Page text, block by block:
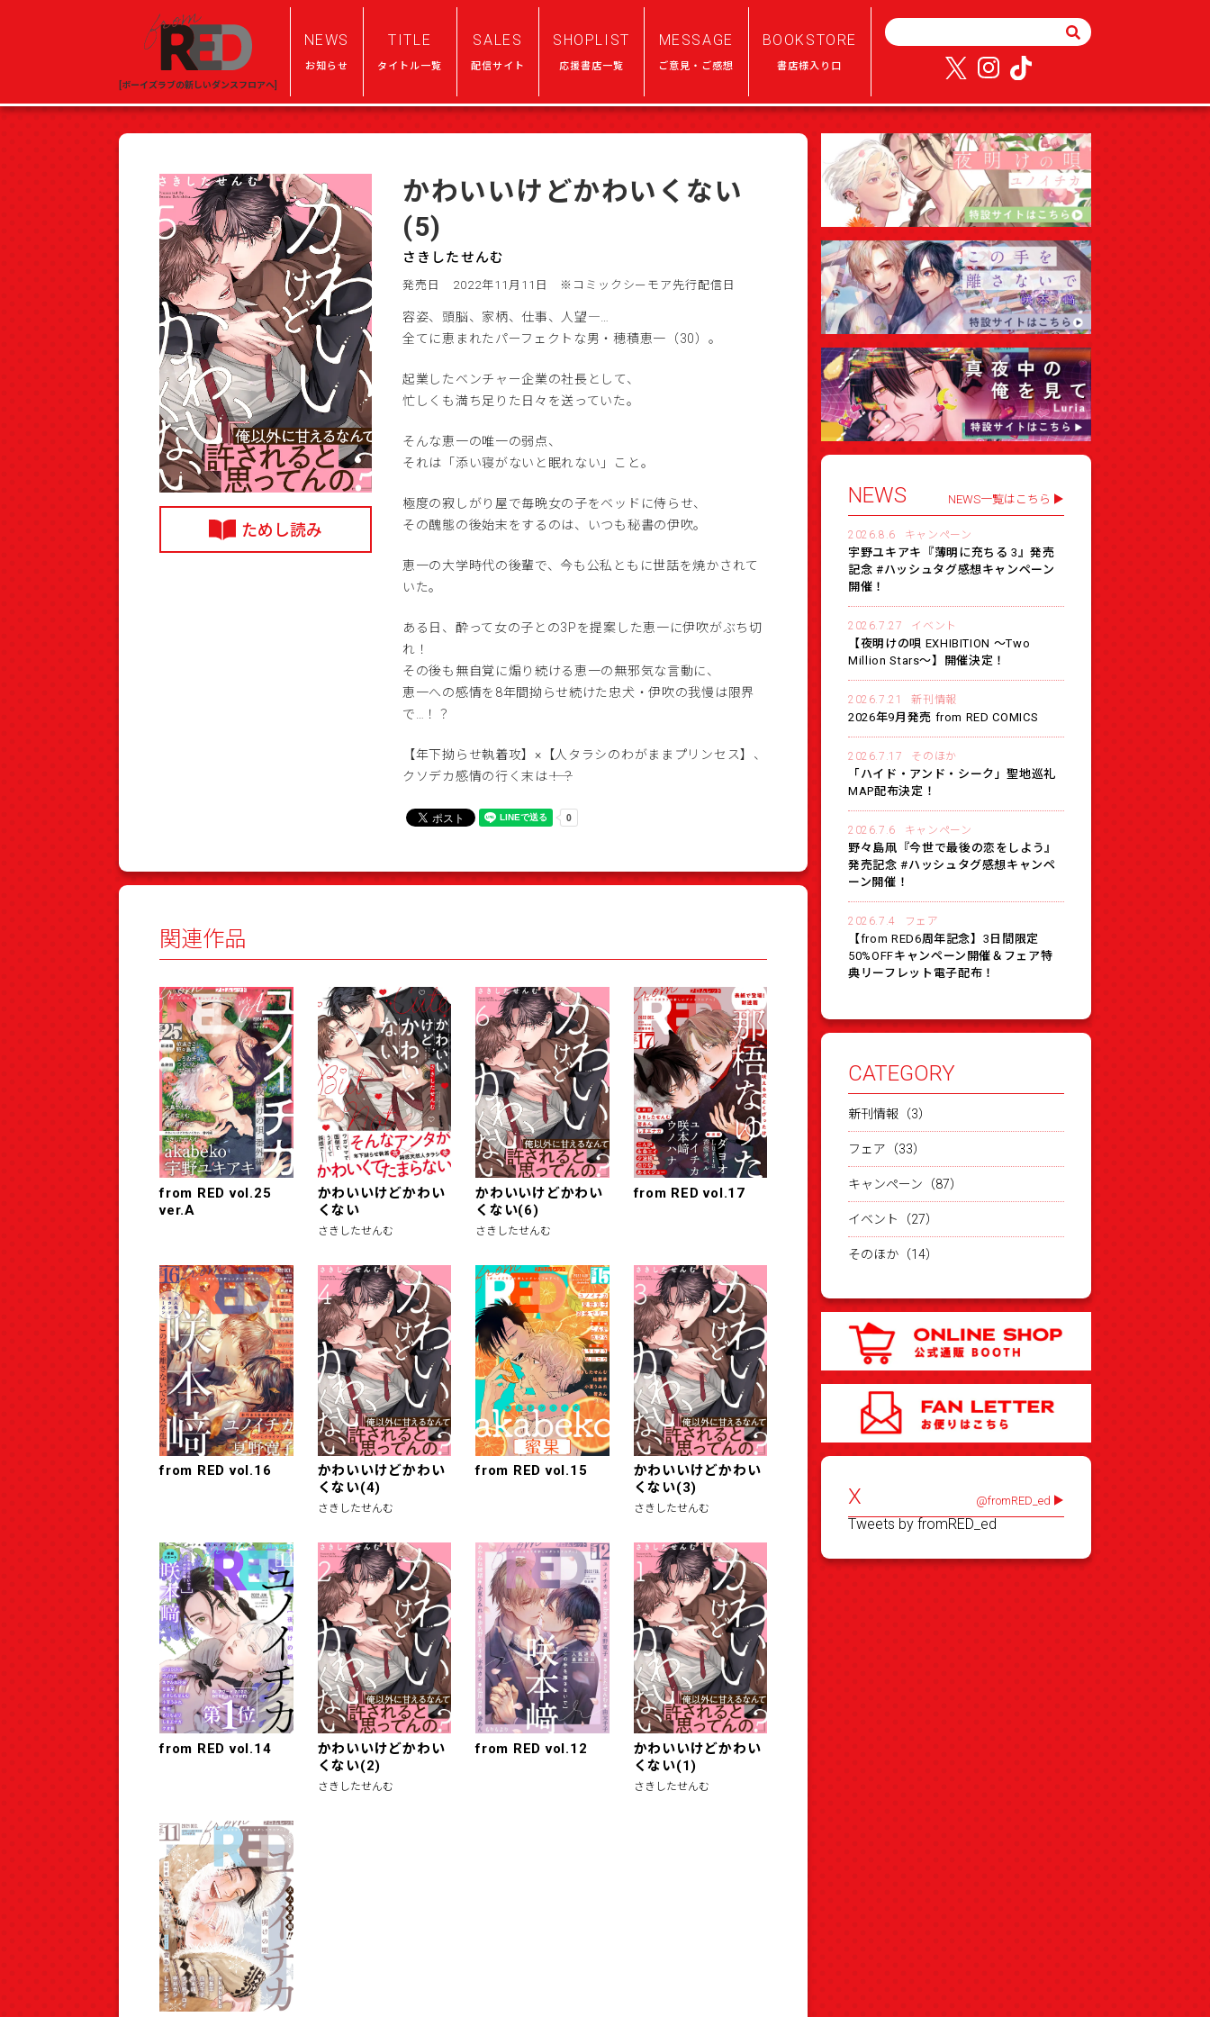
[ボーイズラブの新しいダンスフロアへ]
NEWS
お知らせ
TITLE
タイトル一覧
SALES
配信サイト
SHOPLIST
応援書店一覧
MESSAGE
ご意見・ご感想
BOOKSTORE
書店様入り口
ためし読み
かわいいけどかわいくない
(5)
さきしたせんむ
発売日 2022年11月11日 ※コミックシーモア先行配信日
容姿、頭脳、家柄、仕事、人望―…
全てに恵まれたパーフェクトな男・穂積恵一（30）。
起業したベンチャー企業の社長として、
忙しくも満ち足りた日々を送っていた。
そんな恵一の唯一の弱点、
それは「添い寝がないと眠れない」こと。
極度の寂しがり屋で毎晩女の子をベッドに侍らせ、
その醜態の後始末をするのは、いつも秘書の伊吹。
恵一の大学時代の後輩で、今も公私ともに世話を焼かされて
いた。
ある日、酔って女の子との3Pを提案した恵一に伊吹がぶち切
れ！
その後も無自覚に煽り続ける恵一の無邪気な言動に、
恵一への感情を8年間拗らせ続けた忠犬・伊吹の我慢は限界
で…！？
【年下拗らせ執着攻】×【人タラシのわがままプリンセス】、
クソデカ感情の行く末は――！？
関連作品
from RED vol.25
ver.A
かわいいけどかわい
くない
さきしたせんむ
かわいいけどかわい
くない(6)
さきしたせんむ
from RED vol.17
from RED vol.16
かわいいけどかわい
くない(4)
さきしたせんむ
from RED vol.15
かわいいけどかわい
くない(3)
さきしたせんむ
from RED vol.14
かわいいけどかわい
くない(2)
さきしたせんむ
from RED vol.12
かわいいけどかわい
くない(1)
さきしたせんむ
NEWS NEWS一覧はこちら
2026.8.6 キャンペーン
宇野ユキアキ『薄明に充ちる 3』発売
記念 #ハッシュタグ感想キャンペーン
開催！
2026.7.27 イベント
【夜明けの唄 EXHIBITION 〜Two
Million Stars〜】開催決定！
2026.7.21 新刊情報
2026年9月発売 from RED COMICS
2026.7.17 そのほか
「ハイド・アンド・シーク」聖地巡礼
MAP配布決定！
2026.7.6 キャンペーン
野々島凧『今世で最後の恋をしよう』
発売記念 #ハッシュタグ感想キャンペ
ーン開催！
2026.7.4 フェア
【from RED6周年記念】3日間限定
50%OFFキャンペーン開催＆フェア特
典リーフレット電子配布！
CATEGORY
新刊情報（3）
フェア（33）
キャンペーン（87）
イベント（27）
そのほか（14）
X @fromRED_ed
Tweets by fromRED_ed